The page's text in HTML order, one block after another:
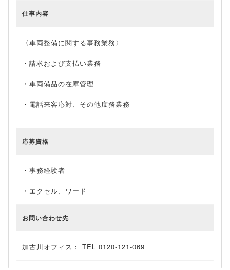
仕事内容
〈車両整備に関する事務業務〉
・請求および支払い業務
・車両備品の在庫管理
・電話来客応対、その他庶務業務
応募資格
・事務経験者
・エクセル、ワード
お問い合わせ先
加古川オフィス： TEL 0120-121-069